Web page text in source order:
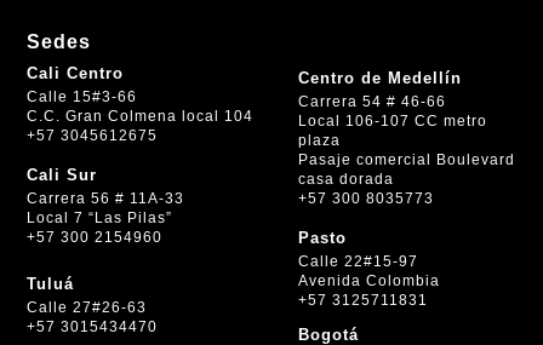
Sedes
Cali Centro
Calle 15#3-66
C.C. Gran Colmena local 104
+57 3045612675
Cali Sur
Carrera 56 # 11A-33
Local 7 “Las Pilas”
+57 300 2154960
Tuluá
Calle 27#26-63
+57 3015434470
Centro de Medellín
Carrera 54 # 46-66
Local 106-107 CC metro
plaza
Pasaje comercial Boulevard
casa dorada
+57 300 8035773
Pasto
Calle 22#15-97
Avenida Colombia
+57 3125711831
Bogotá